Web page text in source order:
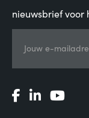
nieuwsbrief voor
Jouw e-